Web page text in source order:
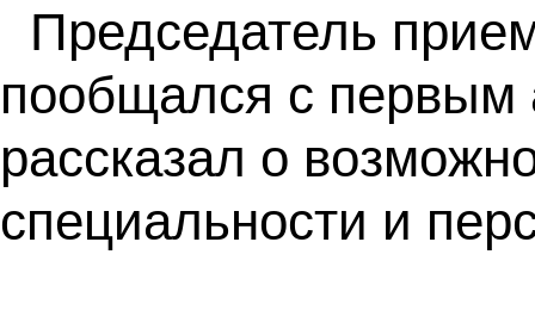
Председатель
пообщался с первым
рассказал о
специальности и